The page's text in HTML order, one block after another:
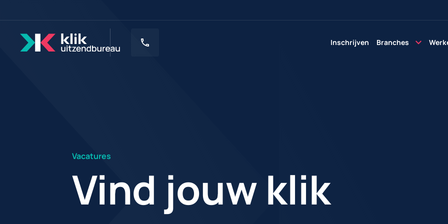
Inschrijven Branches
Vacatures
Vind jouw klik